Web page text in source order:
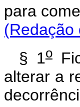
para
(Redação
§ 1o
alterar a